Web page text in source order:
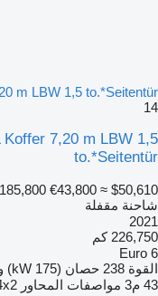
m LBW 1,5 to.*Seitentür
14
Koffer 7,20 m LBW 1,5
to.*Seitentür
€43,800 ≈ $50,610
شاحنة مقفلة
2021
226,750 كم
Euro 6
القوة 238 حصان (175 kW)
43 م3
مواصفات المحاور